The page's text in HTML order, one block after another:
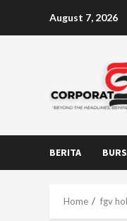
August 7, 2026
BERITA
Home fgv